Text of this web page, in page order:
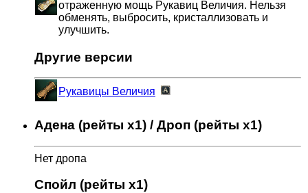
отраженную мощь Рукавиц Величия. Нельзя
обменять, выбросить, кристаллизовать и
улучшить.
Другие версии
Рукавицы Величия
Адена (рейты x1) / Дроп (рейты x1)
Нет дропа
Спойл (рейты x1)